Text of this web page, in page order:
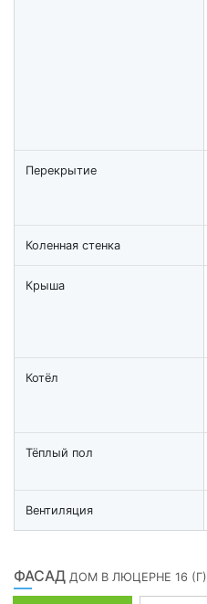
Перекрытие
Коленная стенка
Крыша
Котёл
Тёплый пол
Вентиляция
ФАСАД ДОМ В ЛЮЦЕРНЕ 16 (Г)